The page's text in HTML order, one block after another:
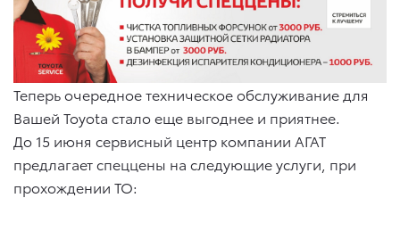
Теперь очередное техническое обслуживание для
Вашей Toyota стало еще выгоднее и приятнее.
До 15 июня сервисный центр компании АГАТ
предлагает спеццены на следующие услуги, при
прохождении ТО: